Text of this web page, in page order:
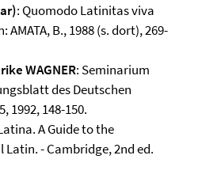
: Quomodo Latinitas viva
B., 1988 (s. dort), 269-
WAGNER: Seminarium
des Deutschen
1992, 148-150.
A Guide to the
- Cambridge, 2nd ed.